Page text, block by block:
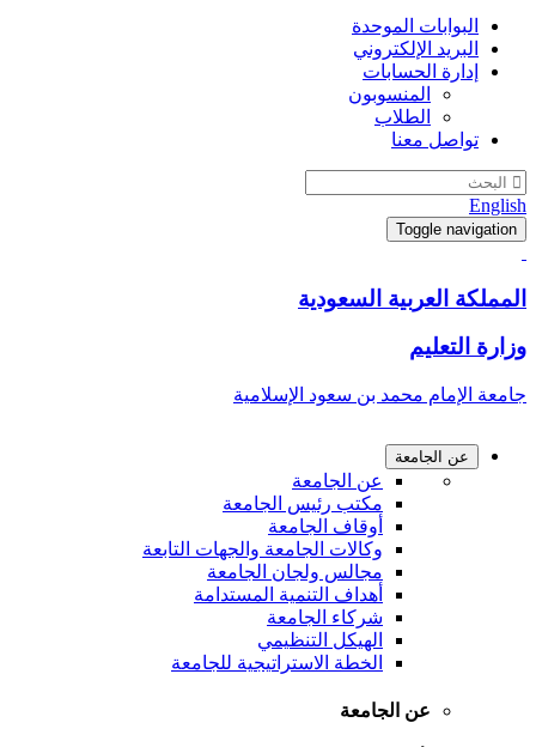
البوابات الموحدة
البريد الإلكتروني
إدارة الحسابات
المنسوبون
الطلاب
تواصل معنا
English
Toggle navigation
المملكة العربية السعودية
وزارة التعليم
جامعة الإمام محمد بن سعود الإسلامية
عن الجامعة
عن الجامعة
مكتب رئيس الجامعة
أوقاف الجامعة
وكالات الجامعة والجهات التابعة
مجالس ولجان الجامعة
أهداف التنمية المستدامة
شركاء الجامعة
الهيكل التنظيمي
الخطة الاستراتيجية للجامعة
عن الجامعة